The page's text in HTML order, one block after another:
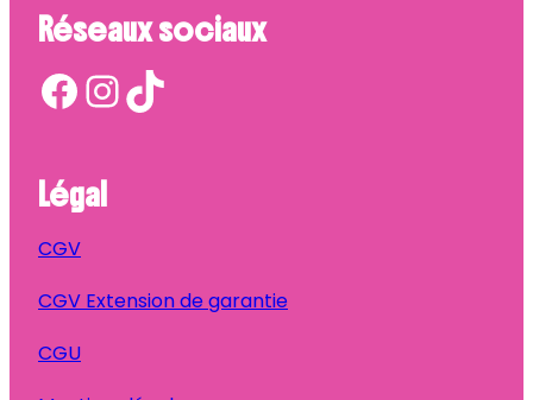
Réseaux sociaux
Facebook InstagramTikTok
Légal
CGV
CGV Extension de garantie
CGU